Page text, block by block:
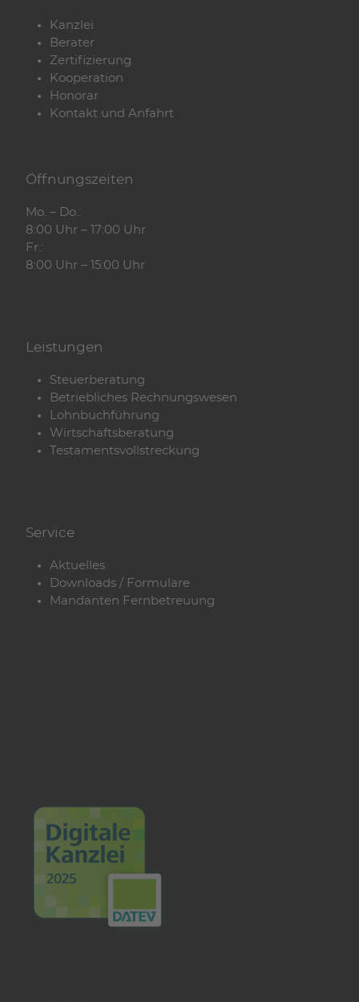
Kanzlei
Berater
Zertifizierung
Kooperation
Honorar
Kontakt und Anfahrt
Öffnungszeiten
Mo. – Do.:
8:00 Uhr – 17:00 Uhr
Fr.:
8:00 Uhr – 15:00 Uhr
Leistungen
Steuerberatung
Betriebliches Rechnungswesen
Lohnbuchführung
Wirtschaftsberatung
Testamentsvollstreckung
Service
Aktuelles
Downloads / Formulare
Mandanten Fernbetreuung